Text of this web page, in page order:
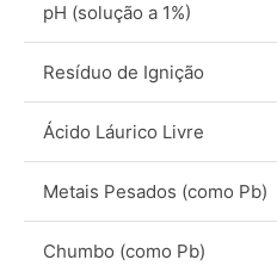
pH (solução a 1%)
Resíduo de Ignição
Ácido Láurico Livre
Metais Pesados (como Pb)
Chumbo (como Pb)